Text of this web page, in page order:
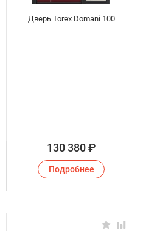
Дверь Torex Domani 100
130 380₽
Подробнее